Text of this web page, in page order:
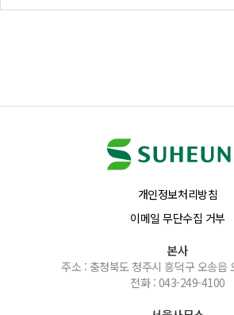
개인정보처리방침
이메일 무단수집 거부
본사
주소 : 충청북도 청주시 흥덕구 오송읍
전화 : 043-249-4100